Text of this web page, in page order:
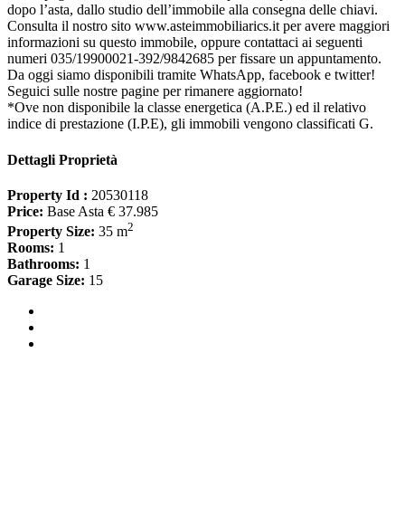
dopo l’asta, dallo studio dell’immobile alla consegna delle chiavi.
Consulta il nostro sito www.asteimmobiliarics.it per avere maggiori
informazioni su questo immobile, oppure contattaci ai seguenti
numeri 035/19900021-392/9842685 per fissare un appuntamento.
Da oggi siamo disponibili tramite WhatsApp, facebook e twitter!
Seguici sulle nostre pagine per rimanere aggiornato!
*Ove non disponibile la classe energetica (A.P.E.) ed il relativo
indice di prestazione (I.P.E), gli immobili vengono classificati G.
Dettagli Proprietà
Property Id : 20530118
Price: Base Asta € 37.985
Property Size: 35 m2
Rooms: 1
Bathrooms: 1
Garage Size: 15